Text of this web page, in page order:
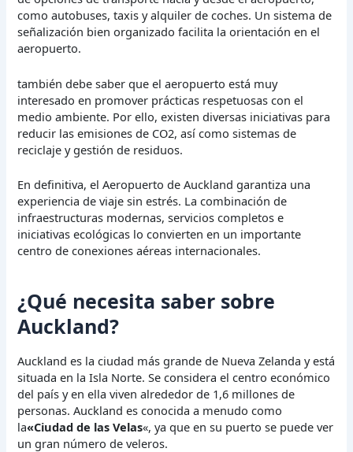
como autobuses, taxis y alquiler de coches. Un sistema de
señalización bien organizado facilita la orientación en el
aeropuerto.
también debe saber que el aeropuerto está muy
interesado en promover prácticas respetuosas con el
medio ambiente. Por ello, existen diversas iniciativas para
reducir las emisiones de CO2, así como sistemas de
reciclaje y gestión de residuos.
En definitiva, el Aeropuerto de Auckland garantiza una
experiencia de viaje sin estrés. La combinación de
infraestructuras modernas, servicios completos e
iniciativas ecológicas lo convierten en un importante
centro de conexiones aéreas internacionales.
¿Qué necesita saber sobre
Auckland?
Auckland es la ciudad más grande de Nueva Zelanda y está
situada en la Isla Norte. Se considera el centro económico
del país y en ella viven alrededor de 1,6 millones de
personas. Auckland es conocida a menudo como
la«Ciudad de las Velas«, ya que en su puerto se puede ver
un gran número de veleros.